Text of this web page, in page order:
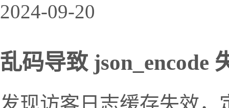
2024-09-20
乱码导致 json_encode